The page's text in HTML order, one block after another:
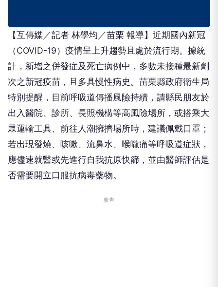
【互傳媒／記者 林學均／苗栗 報導】近期國內新冠
（COVID-19）疫情呈上升趨勢且處於流行期。據統
計，新增之併發症及死亡病例中，多數未接種最新劑
次之新冠疫苗，且多具慢性病史。苗栗縣政府衛生局
特別提醒，目前呼吸道傳播風險持續，請縣民朋友於
出入醫院、診所、長照機構等高風險場所，或搭乘大
眾運輸工具、前往人潮擁擠場所時，建議佩戴口罩；
若出現發燒、咳嗽、流鼻水、喉嚨痛等呼吸道症狀，
應儘速就醫或先進行自我抗原快篩，並由醫師評估是
否需要開立口服抗病毒藥物。
廣告